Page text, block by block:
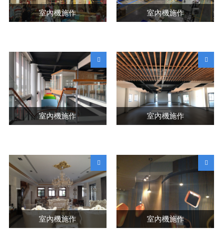
室內機施作 室內機施作
室內機施作 室內機施作
室內機施作 室內機施作